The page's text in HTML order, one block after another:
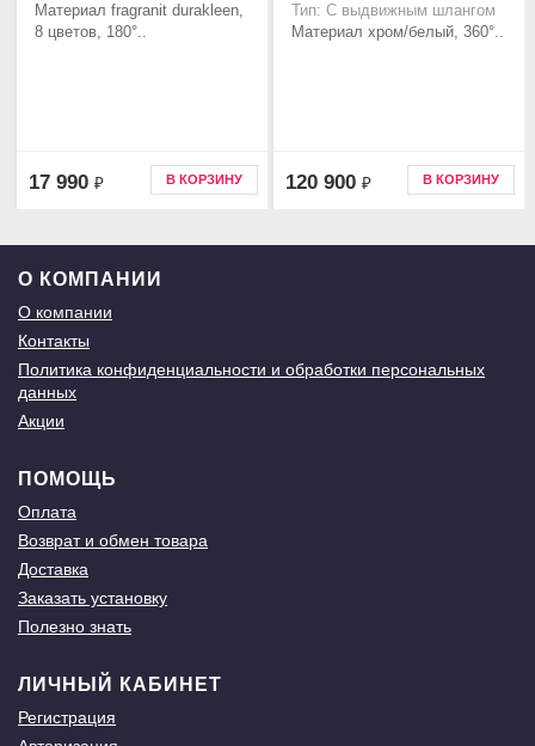
Материал fragranit durakleen,
8 цветов, 180°..
17 990 ₽ В КОРЗИНУ
Тип: С выдвижным шлангом
Материал хром/белый, 360°..
120 900 ₽ В КОРЗИНУ
О КОМПАНИИ
О компании
Контакты
Политика конфиденциальности и обработки персональных
данных
Акции
ПОМОЩЬ
Оплата
Возврат и обмен товара
Доставка
Заказать установку
Полезно знать
ЛИЧНЫЙ КАБИНЕТ
Регистрация